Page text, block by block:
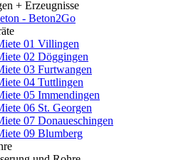
+ Erzeugnisse
- Beton2Go
01 Villingen
02 Döggingen
03 Furtwangen
04 Tuttlingen
05 Immendingen
06 St. Georgen
07 Donaueschingen
09 Blumberg